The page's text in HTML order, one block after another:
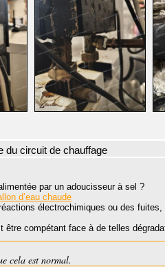
du circuit de chauffage
par un adoucisseur à sel ?
d’eau chaude
électrochimiques ou des
être compétant face à de telles
cela est normal.